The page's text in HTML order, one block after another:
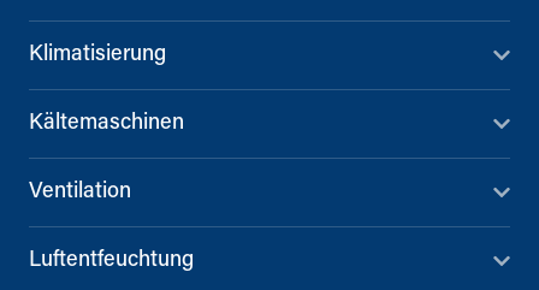
Klimatisierung
Kältemaschinen
Ventilation
Luftentfeuchtung